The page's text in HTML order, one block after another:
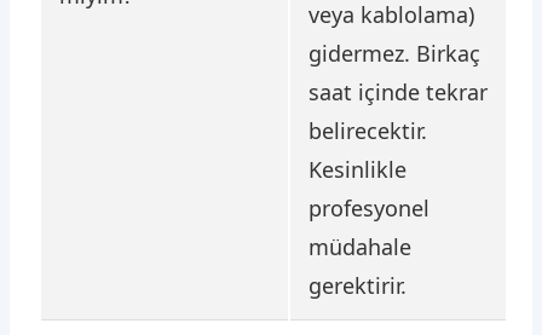
veya kablolama)
gidermez. Birkaç
saat içinde tekrar
belirecektir.
Kesinlikle
profesyonel
müdahale
gerektirir.